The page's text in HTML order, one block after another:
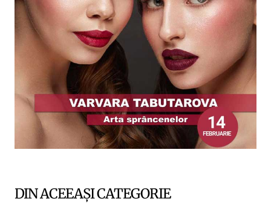
DIN ACEEAȘI CATEGORIE